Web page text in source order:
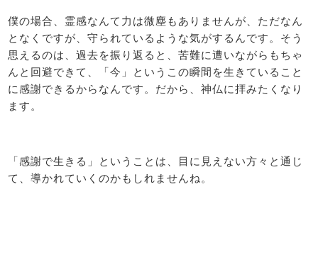
僕の場合、霊感なんて力は微塵もありませんが、ただなん
となくですが、守られているような気がするんです。そう
思えるのは、過去を振り返ると、苦難に遭いながらもちゃ
んと回避できて、「今」というこの瞬間を生きていること
に感謝できるからなんです。だから、神仏に拝みたくなり
ます。
「感謝で生きる」ということは、目に見えない方々と通じ
て、導かれていくのかもしれませんね。